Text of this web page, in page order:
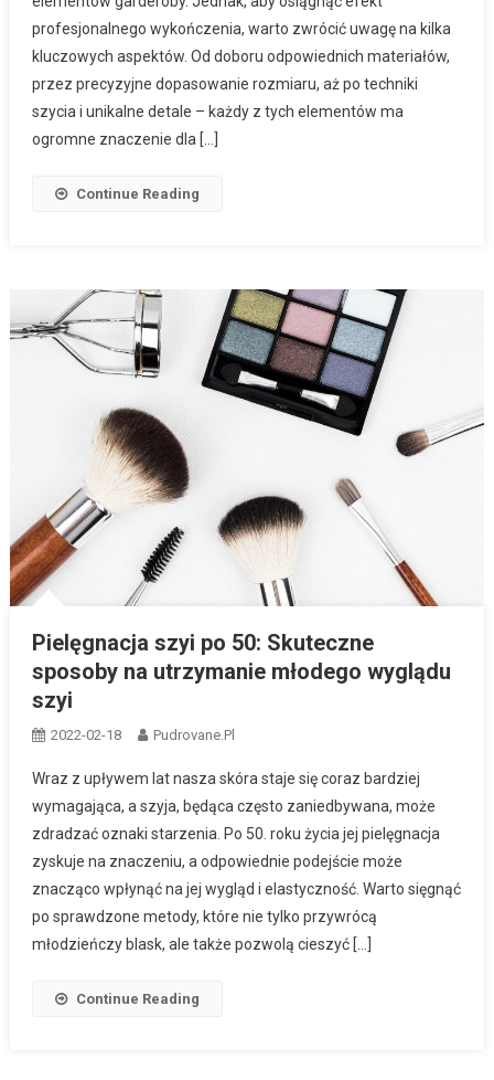
profesjonalnego wykończenia, warto zwrócić uwagę na kilka
kluczowych aspektów. Od doboru odpowiednich materiałów,
przez precyzyjne dopasowanie rozmiaru, aż po techniki
szycia i unikalne detale – każdy z tych elementów ma
ogromne znaczenie dla […]
Continue Reading
Pielęgnacja szyi po 50: Skuteczne
sposoby na utrzymanie młodego wyglądu
szyi
2022-02-18 Pudrovane.pl
Wraz z upływem lat nasza skóra staje się coraz bardziej
wymagająca, a szyja, będąca często zaniedbywana, może
zdradzać oznaki starzenia. Po 50. roku życia jej pielęgnacja
zyskuje na znaczeniu, a odpowiednie podejście może
znacząco wpłynąć na jej wygląd i elastyczność. Warto sięgnąć
po sprawdzone metody, które nie tylko przywrócą
młodzieńczy blask, ale także pozwolą cieszyć […]
Continue Reading